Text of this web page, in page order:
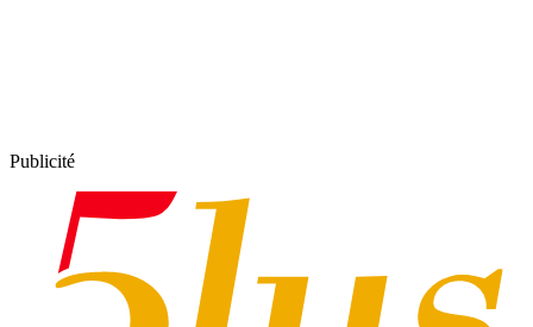
Publicité